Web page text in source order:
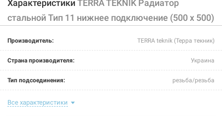
ХарактеристикиTERRA TEKNIK Радиатор
стальной Тип 11 нижнее подключение (500 x 500)
Производитель: TERRA teknik (Терра текник)
Страна производителя: Украина
Тип подсоединения: резьба/резьба
Цвет:
Все характеристики